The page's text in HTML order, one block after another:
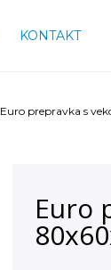
KONTAKT
Euro prepravka s
Euro